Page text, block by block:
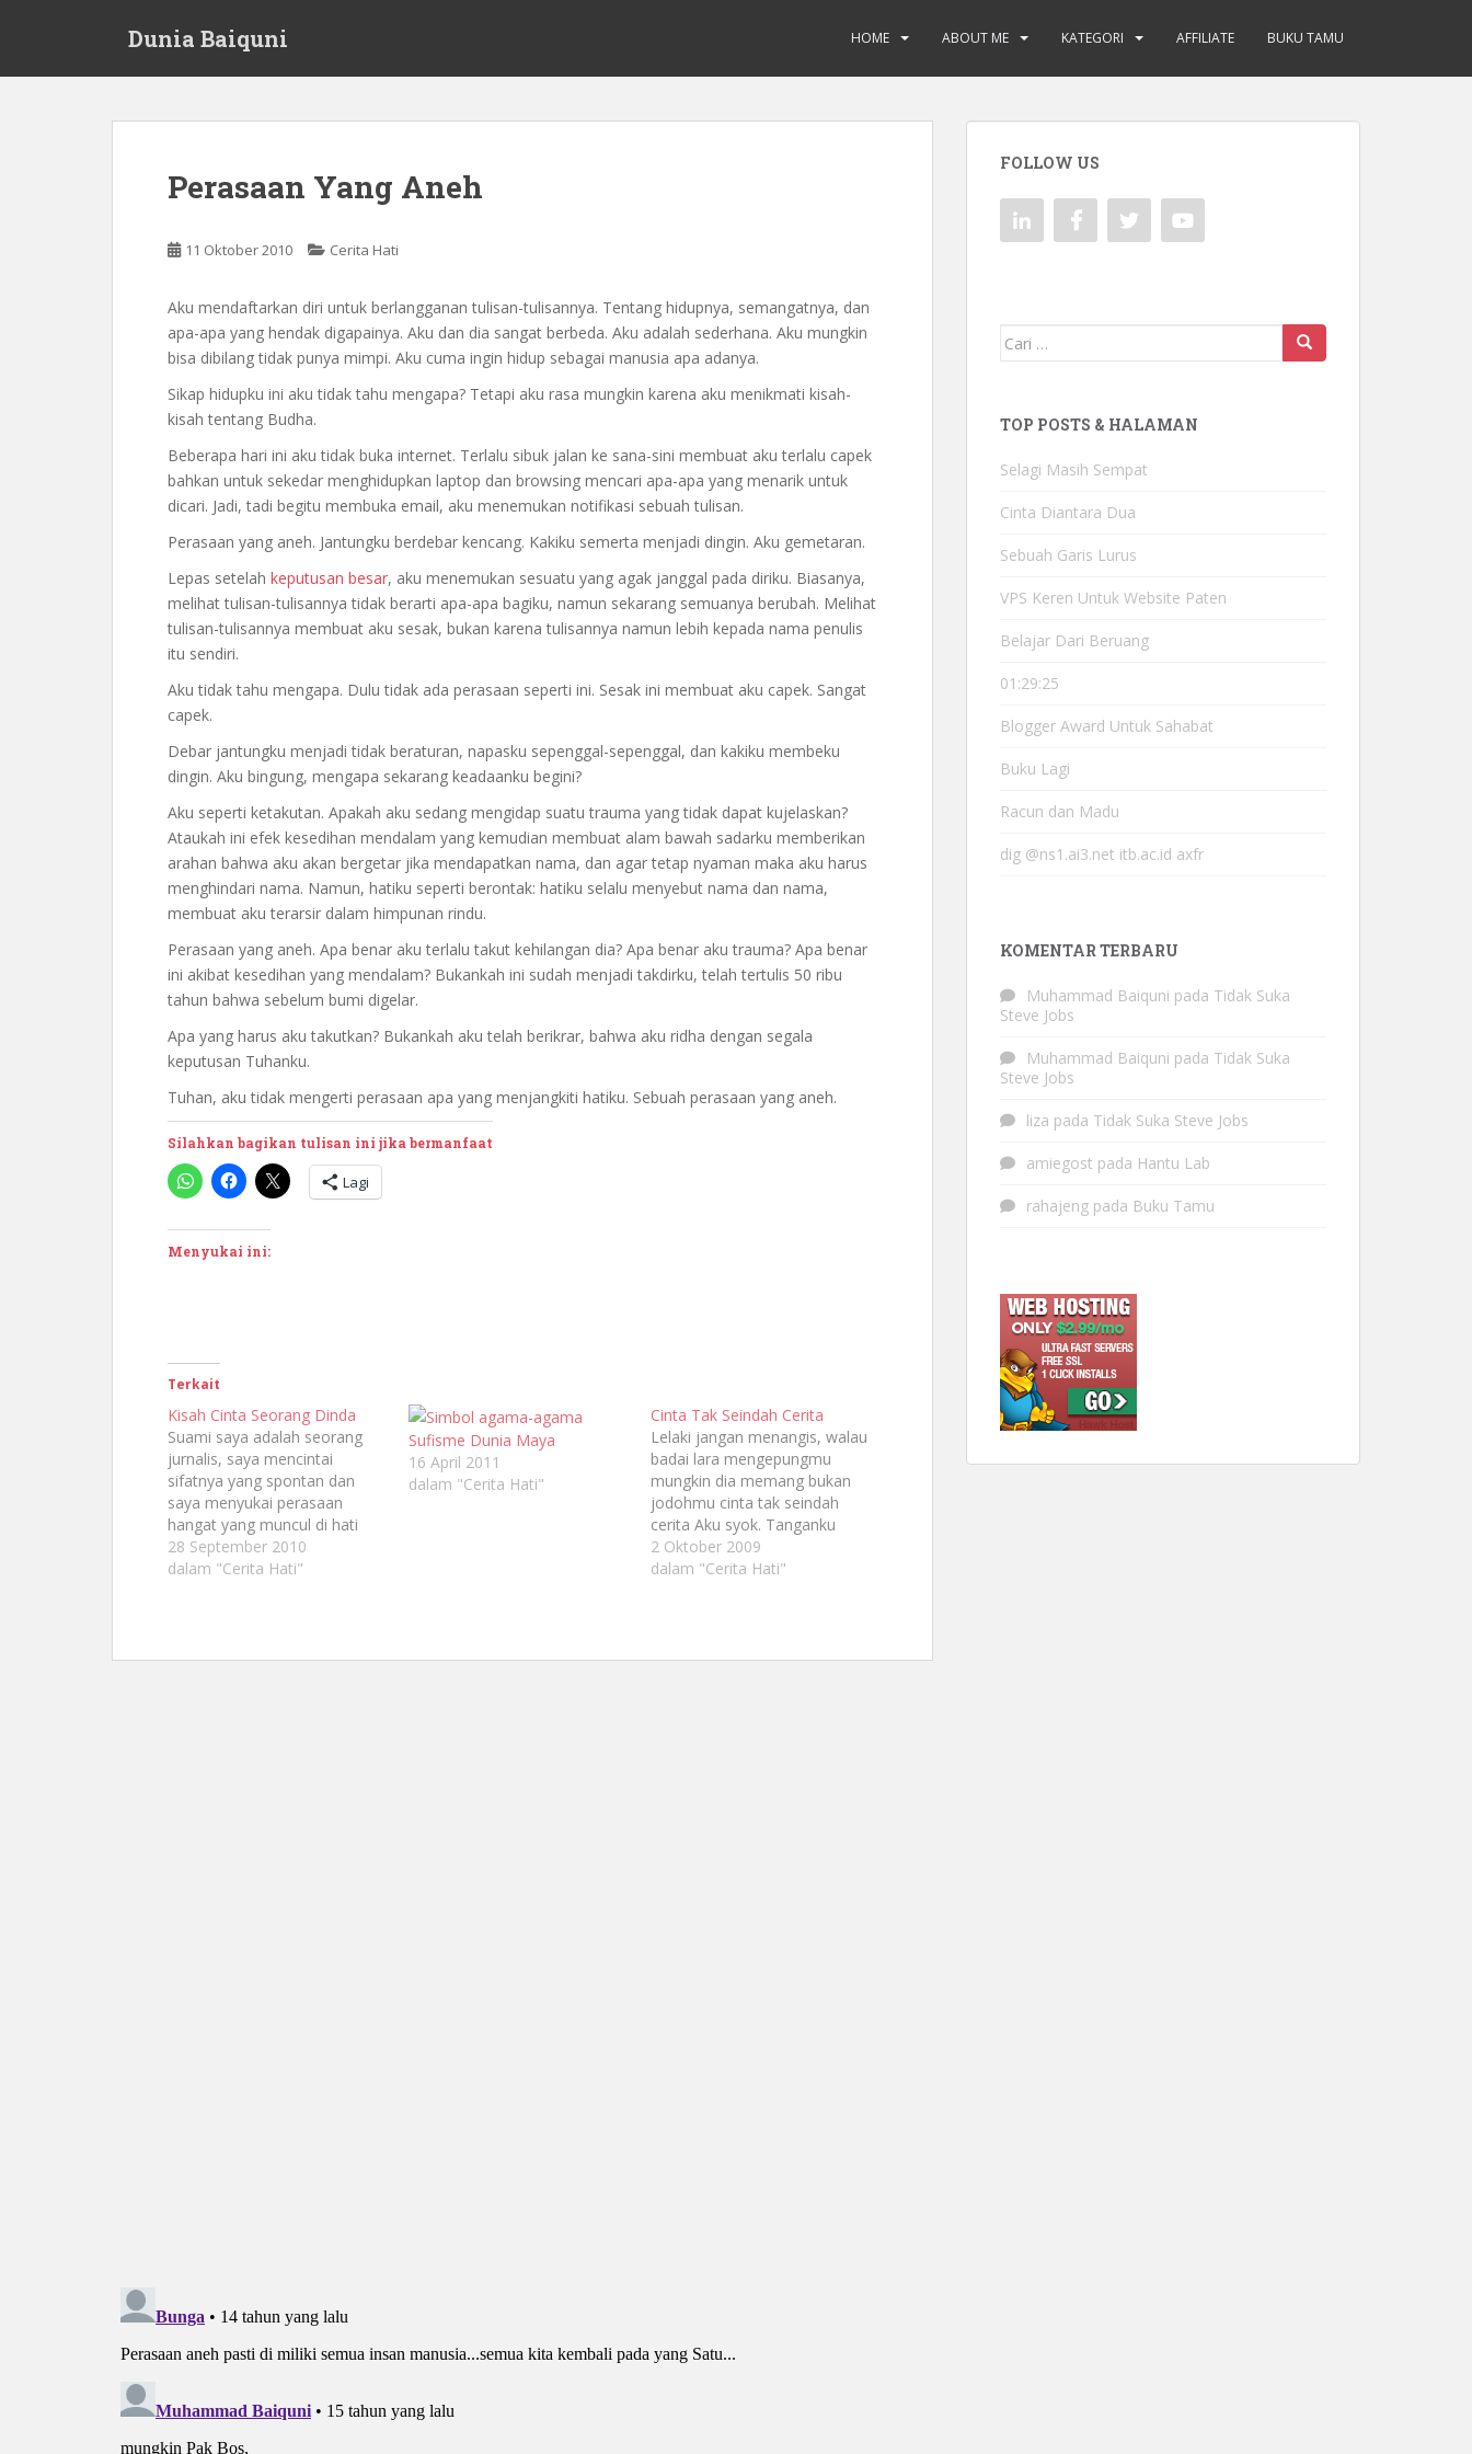
Dunia Baiquni HOME ABOUT ME KATEGORI AFFILIATE BUKU TAMU
Perasaan Yang Aneh
11 Oktober 2010 Cerita Hati
Aku mendaftarkan diri untuk berlangganan tulisan-tulisannya. Tentang hidupnya, semangatnya, dan
apa-apa yang hendak digapainya. Aku dan dia sangat berbeda. Aku adalah sederhana. Aku mungkin
bisa dibilang tidak punya mimpi. Aku cuma ingin hidup sebagai manusia apa adanya.
Sikap hidupku ini aku tidak tahu mengapa? Tetapi aku rasa mungkin karena aku menikmati kisah-
kisah tentang Budha.
Beberapa hari ini aku tidak buka internet. Terlalu sibuk jalan ke sana-sini membuat aku terlalu capek
bahkan untuk sekedar menghidupkan laptop dan browsing mencari apa-apa yang menarik untuk
dicari. Jadi, tadi begitu membuka email, aku menemukan notifikasi sebuah tulisan.
Perasaan yang aneh. Jantungku berdebar kencang. Kakiku semerta menjadi dingin. Aku gemetaran.
Lepas setelah keputusan besar, aku menemukan sesuatu yang agak janggal pada diriku. Biasanya,
melihat tulisan-tulisannya tidak berarti apa-apa bagiku, namun sekarang semuanya berubah. Melihat
tulisan-tulisannya membuat aku sesak, bukan karena tulisannya namun lebih kepada nama penulis
itu sendiri.
Aku tidak tahu mengapa. Dulu tidak ada perasaan seperti ini. Sesak ini membuat aku capek. Sangat
capek.
Debar jantungku menjadi tidak beraturan, napasku sepenggal-sepenggal, dan kakiku membeku
dingin. Aku bingung, mengapa sekarang keadaanku begini?
Aku seperti ketakutan. Apakah aku sedang mengidap suatu trauma yang tidak dapat kujelaskan?
Ataukah ini efek kesedihan mendalam yang kemudian membuat alam bawah sadarku memberikan
arahan bahwa aku akan bergetar jika mendapatkan nama, dan agar tetap nyaman maka aku harus
menghindari nama. Namun, hatiku seperti berontak: hatiku selalu menyebut nama dan nama,
membuat aku terarsir dalam himpunan rindu.
Perasaan yang aneh. Apa benar aku terlalu takut kehilangan dia? Apa benar aku trauma? Apa benar
ini akibat kesedihan yang mendalam? Bukankah ini sudah menjadi takdirku, telah tertulis 50 ribu
tahun bahwa sebelum bumi digelar.
Apa yang harus aku takutkan? Bukankah aku telah berikrar, bahwa aku ridha dengan segala
keputusan Tuhanku.
Tuhan, aku tidak mengerti perasaan apa yang menjangkiti hatiku. Sebuah perasaan yang aneh.
Silahkan bagikan tulisan ini jika bermanfaat
Lagi
Menyukai ini:
Terkait
Kisah Cinta Seorang Dinda
Suami saya adalah seorang
jurnalis, saya mencintai
sifatnya yang spontan dan
saya menyukai perasaan
hangat yang muncul di hati
saya ketika bersandar di
bahunya. Tiga tahun dalam
mulai merasa letih, lelah,
28 September 2010
dalam "Cerita Hati"
Sufisme Dunia Maya
16 April 2011
dalam "Cerita Hati"
Cinta Tak Seindah Cerita
Lelaki jangan menangis, walau
badai lara mengepungmu
mungkin dia memang bukan
jodohmu cinta tak seindah
cerita Aku syok. Tanganku
mendingin dengan debar
jantung yang terasa begitu
melambat selambat-
2 Oktober 2009
dalam "Cerita Hati"
FOLLOW US
Mencari:
TOP POSTS & HALAMAN
Selagi Masih Sempat
Cinta Diantara Dua
Sebuah Garis Lurus
VPS Keren Untuk Website Paten
Belajar Dari Beruang
01:29:25
Blogger Award Untuk Sahabat
Buku Lagi
Racun dan Madu
dig @ns1.ai3.net itb.ac.id axfr
KOMENTAR TERBARU
Muhammad Baiquni pada Tidak Suka
Steve Jobs
Muhammad Baiquni pada Tidak Suka
Steve Jobs
liza pada Tidak Suka Steve Jobs
amiegost pada Hantu Lab
rahajeng pada Buku Tamu